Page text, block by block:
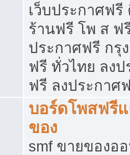
เว็บประกาศฟ
ร้านฟรี โพ ส ฟ
ประกาศฟรี กรุ
ฟรี ทั่วไทย ลง
ฟรี ลงประกาศ
บอร์ดโพสฟรี
ของ
smf ขายของอ